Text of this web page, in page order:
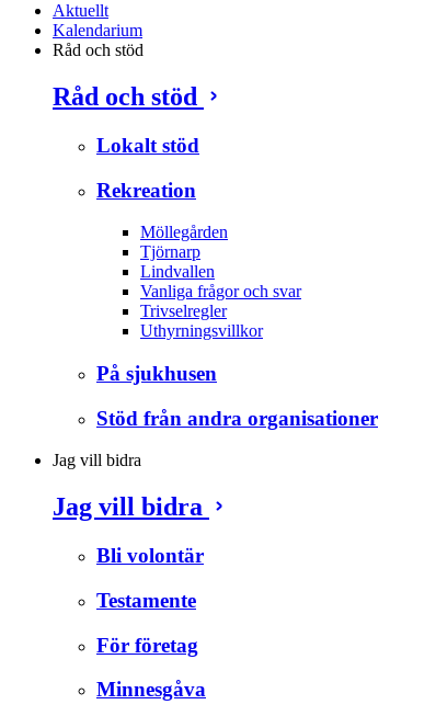
Aktuellt
Kalendarium
Råd och stöd
Råd och stöd
Lokalt stöd
Rekreation
Möllegården
Tjörnarp
Lindvallen
Vanliga frågor och svar
Trivselregler
Uthyrningsvillkor
På sjukhusen
Stöd från andra organisationer
Jag vill bidra
Jag vill bidra
Bli volontär
Testamente
För företag
Minnesgåva